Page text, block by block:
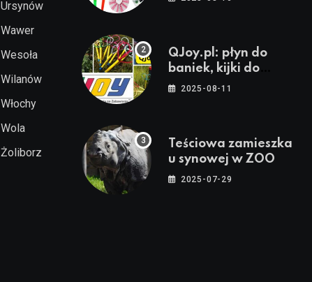
Ursynów
Wawer
Wesoła
Wilanów
Włochy
Wola
Żoliborz
QJoy.pl: płyn do
baniek, kijki do
baniek, sznurki do
2025-08-11
Teściowa zamieszka
u synowej w ZOO
2025-07-29